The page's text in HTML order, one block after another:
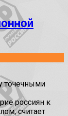
точечными
россиян к
считает